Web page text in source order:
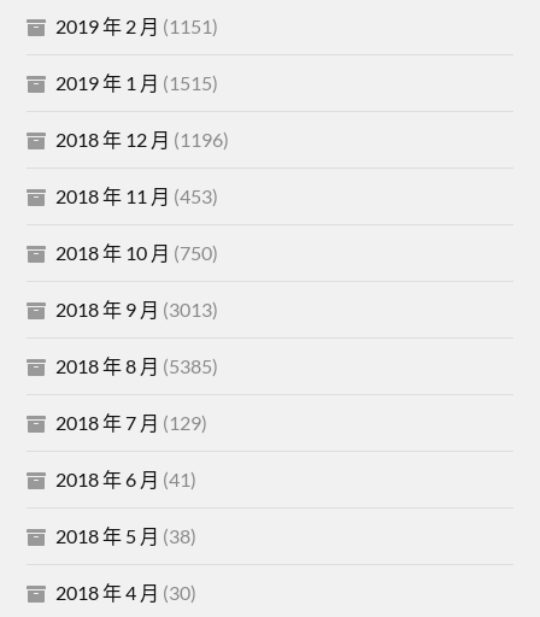
2019 年 2 月 (1151)
2019 年 1 月 (1515)
2018 年 12 月 (1196)
2018 年 11 月 (453)
2018 年 10 月 (750)
2018 年 9 月 (3013)
2018 年 8 月 (5385)
2018 年 7 月 (129)
2018 年 6 月 (41)
2018 年 5 月 (38)
2018 年 4 月 (30)